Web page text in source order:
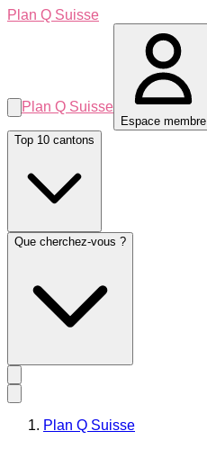
Plan Q Suisse
Plan Q Suisse
Espace membre
Top 10 cantons
Que cherchez-vous ?
Plan Q Suisse